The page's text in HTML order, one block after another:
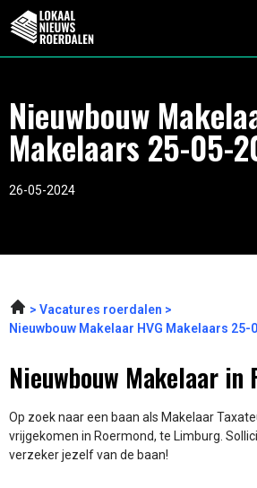
Nieuwbouw
Makelaars 25-05-
26-05-2024
Vacatures roerdalen
Nieuwbouw Makelaar HVG Makelaars 25-
Nieuwbouw Makelaar in
Op zoek naar een baan als Makelaar
vrijgekomen in Roermond, te Limburg.
verzeker jezelf van de baan!